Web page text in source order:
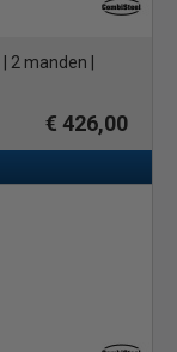
| 2 manden |
€ 426,00